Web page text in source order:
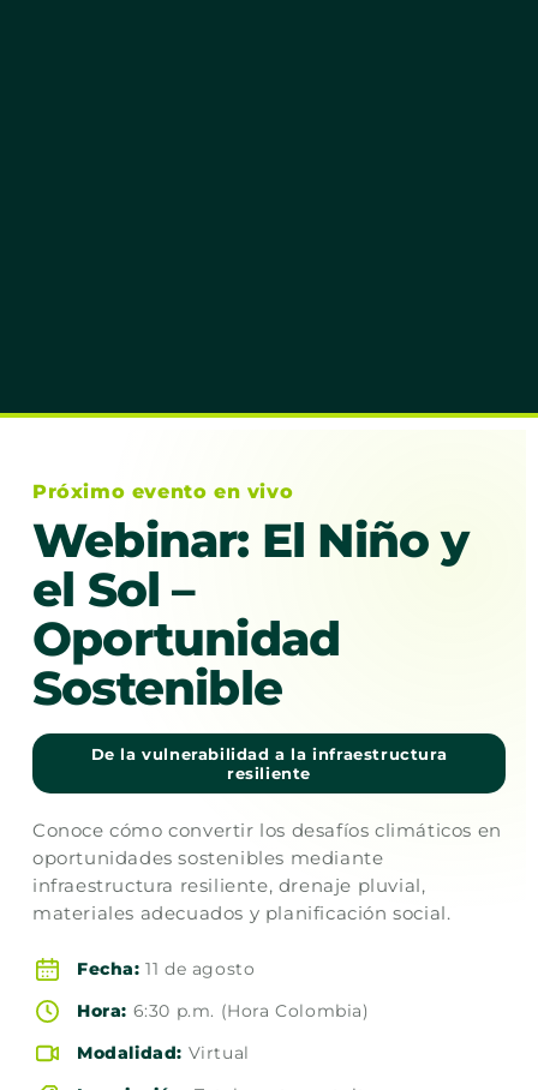
Próximo evento en vivo
Webinar: El Niño y
el Sol –
Oportunidad
Sostenible
De la vulnerabilidad a la infraestructura
resiliente
Conoce cómo convertir los desafíos climáticos en
oportunidades sostenibles mediante
infraestructura resiliente, drenaje pluvial,
materiales adecuados y planificación social.
Fecha: 11 de agosto
Hora: 6:30 p.m. (Hora Colombia)
Modalidad: Virtual